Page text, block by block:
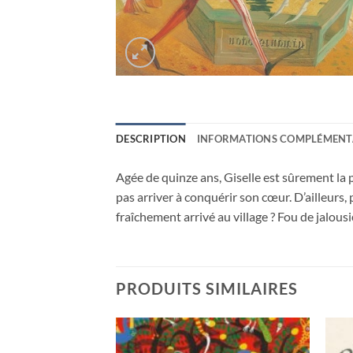
DESCRIPTION INFORMATIONS
Agée de quinze ans, Giselle est sûrement
pas arriver à conquérir son cœur. D’ailleurs,
fraîchement arrivé au village ? Fou de
PRODUITS SIMILAIRES